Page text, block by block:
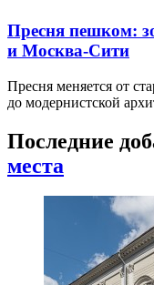
Пресня пешком:
и Москва-Сити
Пресня меняется от
до модернистской
Последние
места